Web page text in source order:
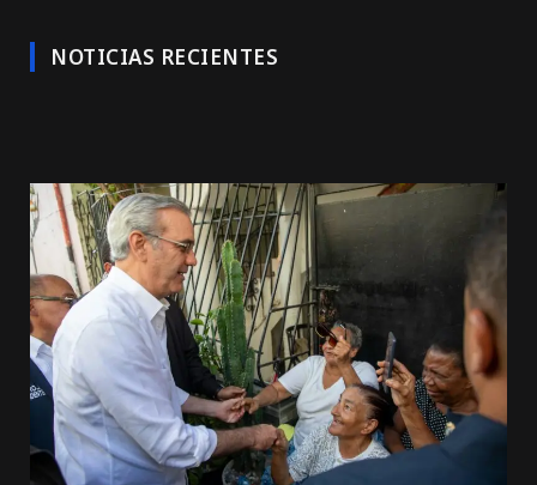
NOTICIAS RECIENTES